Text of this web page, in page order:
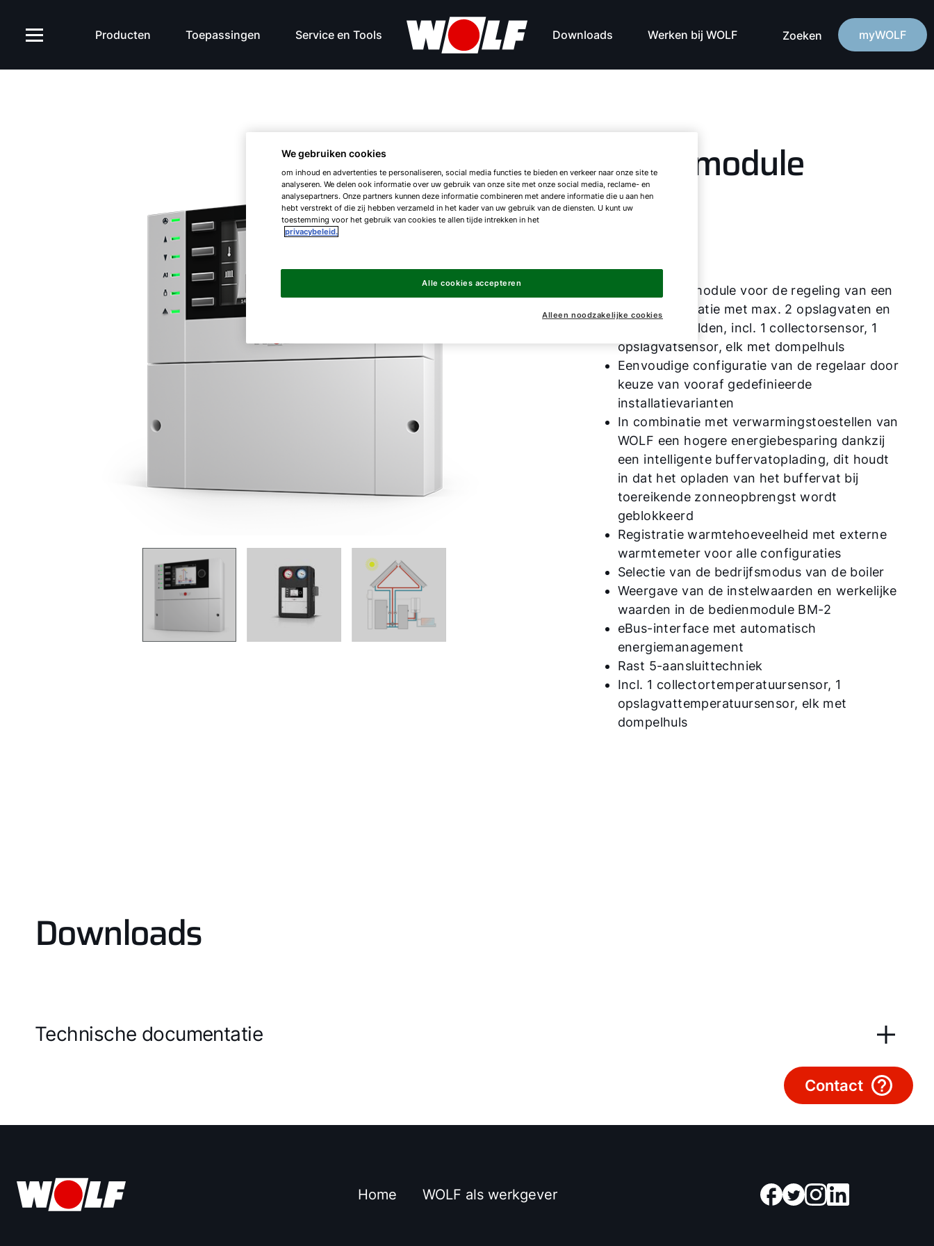
Producten Toepassingen Service en Tools Downloads Werken bij WOLF Zoeken myWOLF
Zonnemodule
Uitbreidingsmodule voor de regeling van een
zonne-installatie met max. 2 opslagvaten en
2 collectorvelden, incl. 1 collectorsensor, 1
opslagvatsensor, elk met dompelhuls
Eenvoudige configuratie van de regelaar door
keuze van vooraf gedefinieerde
installatievarianten
In combinatie met verwarmingstoestellen van
WOLF een hogere energiebesparing dankzij
een intelligente buffervatoplading, dit houdt
in dat het opladen van het buffervat bij
toereikende zonneopbrengst wordt
geblokkeerd
Registratie warmtehoeveelheid met externe
warmtemeter voor alle configuraties
Selectie van de bedrijfsmodus van de boiler
Weergave van de instelwaarden en werkelijke
waarden in de bedienmodule BM-2
eBus-interface met automatisch
energiemanagement
Rast 5-aansluittechniek
Incl. 1 collectortemperatuursensor, 1
opslagvattemperatuursensor, elk met
dompelhuls
Downloads
Technische documentatie
Home WOLF als werkgever
Ook interessant?Contact
We gebruiken cookies
om inhoud en advertenties te personaliseren, social media functies te bieden en verkeer naar onze site te
analyseren. We delen ook informatie over uw gebruik van onze site met onze social media, reclame- en
analysepartners. Onze partners kunnen deze informatie combineren met andere informatie die u aan hen
hebt verstrekt of die zij hebben verzameld in het kader van uw gebruik van de diensten. U kunt uw
toestemming voor het gebruik van cookies te allen tijde intrekken in het
privacybeleid.
Alleen noodzakelijke cookies
Alle cookies accepteren